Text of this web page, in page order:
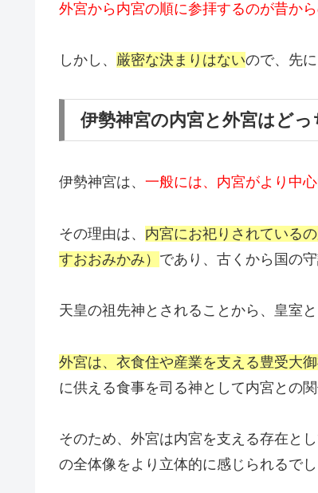
外宮から内宮の順に参拝するのが昔か
しかし、 厳密な決まりはないので、先
伊勢神宮の内宮と外宮はどっ
伊勢神宮は、 一般には、内宮がより中
その理由は、 内宮にお祀りされている
すおおみかみ） であり、古くから国の
天皇の祖先神とされることから、皇室
外宮は、衣食住や産業を支える豊受大
に供える食事を司る神として内宮との
そのため、外宮は内宮を支える存在と
の全体像をより立体的に感じられるでし